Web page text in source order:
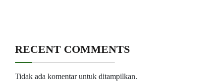
RECENT COMMENTS
Tidak ada komentar untuk ditampilkan.